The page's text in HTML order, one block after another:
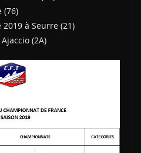
(76)
à Seurre (21)
(2A)